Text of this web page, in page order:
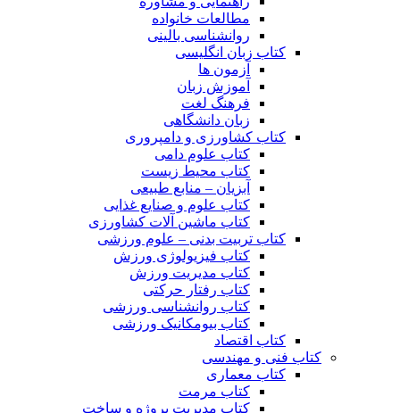
مطالعات خانواده
روانشناسی بالینی
کتاب زبان انگلیسی
آزمون ها
آموزش زبان
فرهنگ لغت
زبان دانشگاهی
کتاب کشاورزی و دامپروری
کتاب علوم دامی
کتاب محیط زیست
آبزیان – منابع طبیعی
کتاب علوم و صنایع غذایی
کتاب ماشین آلات کشاورزی
کتاب تربیت بدنی – علوم ورزشی
کتاب فیزیولوژی ورزش
کتاب مدیریت ورزش
کتاب رفتار حرکتی
کتاب روانشناسی ورزشی
کتاب بیومکانیک ورزشی
کتاب اقتصاد
کتاب فنی و مهندسی
کتاب معماری
کتاب مرمت
کتاب مدیریت پروژه و ساخت